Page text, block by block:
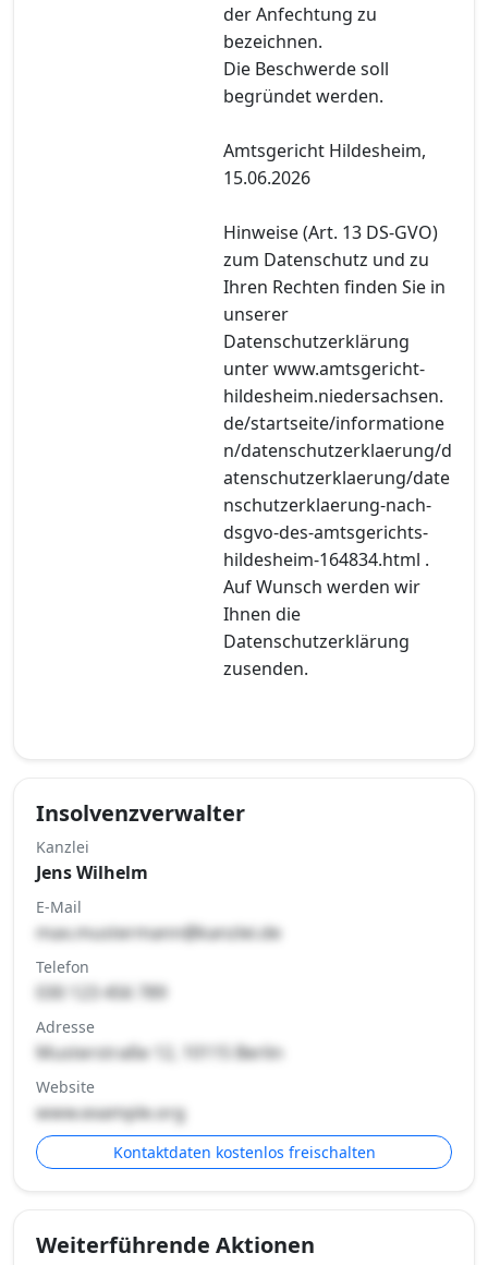
der Anfechtung zu
bezeichnen.
Die Beschwerde soll
begründet werden.
Amtsgericht Hildesheim,
15.06.2026
Hinweise (Art. 13 DS-GVO)
zum Datenschutz und zu
Ihren Rechten finden Sie in
unserer
Datenschutzerklärung
unter www.amtsgericht-
hildesheim.niedersachsen.
de/startseite/informatione
n/datenschutzerklaerung/d
atenschutzerklaerung/date
nschutzerklaerung-nach-
dsgvo-des-amtsgerichts-
hildesheim-164834.html .
Auf Wunsch werden wir
Ihnen die
Datenschutzerklärung
zusenden.
Insolvenzverwalter
Kanzlei
Jens Wilhelm
E-Mail
max.mustermann@kanzlei.de
Telefon
030 123 456 789
Adresse
Musterstraße 12, 10115 Berlin
Website
www.example.org
Kontaktdaten kostenlos freischalten
Weiterführende Aktionen